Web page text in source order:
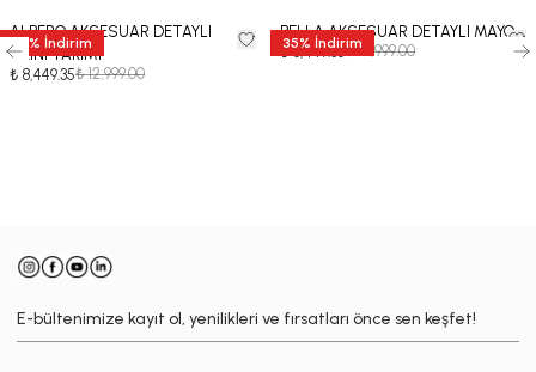
35 % İndirim
ALBERO AKSESUAR DETAYLI
BİKİNİ TAKIMI
₺ 8,449.35₺ 12,999.00
35% İndirim
BELLA AKSESUAR DETAYLI MAYO
₺ 8,449.35 ₺ 12,999.00
E-bültenimize kayıt ol, yenilikleri ve fırsatları önce sen keşfet!